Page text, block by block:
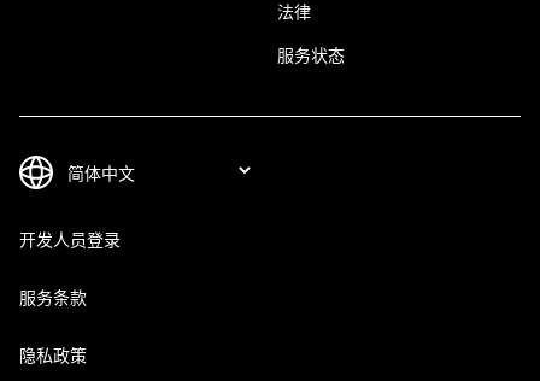
法律
服务状态
开发人员登录
服务条款
隐私政策